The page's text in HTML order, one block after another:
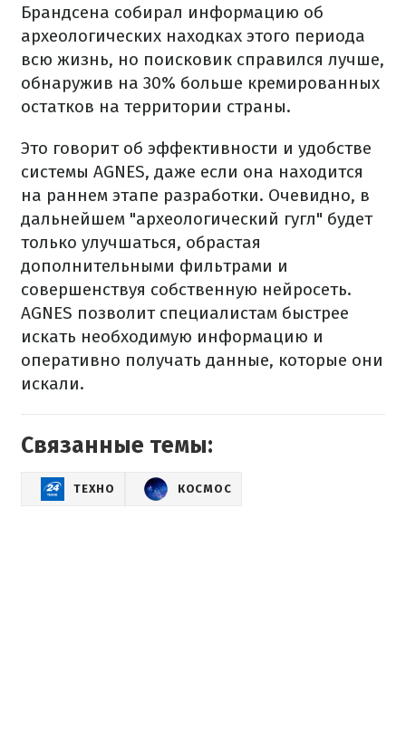
Брандсена собирал информацию об
археологических находках этого периода
всю жизнь, но поисковик справился лучше,
обнаружив на 30% больше кремированных
остатков на территории страны.
Это говорит об эффективности и удобстве
системы AGNES, даже если она находится
на раннем этапе разработки. Очевидно, в
дальнейшем "археологический гугл" будет
только улучшаться, обрастая
дополнительными фильтрами и
совершенствуя собственную нейросеть.
AGNES позволит специалистам быстрее
искать необходимую информацию и
оперативно получать данные, которые они
искали.
Связанные темы:
ТЕХНО КОСМОС